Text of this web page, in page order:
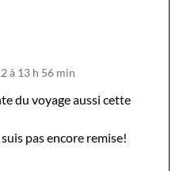
à 13 h 56 min
du voyage aussi cette
suis pas encore remise!